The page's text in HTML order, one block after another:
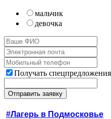
мальчик
девочка
Получать
#Лагерь в Подмосковье